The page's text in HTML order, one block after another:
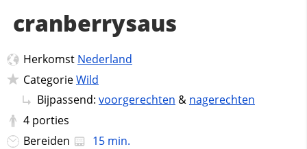
cranberrysaus
Herkomst Nederland
CategorieWild
Bijpassend: voorgerechten & nagerechten
4 porties
Bereiden
15 min.